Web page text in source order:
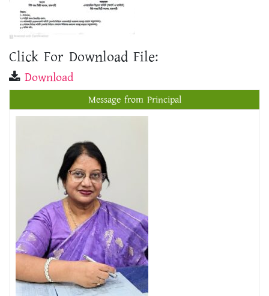
Click For Download File:
Download
Message from Principal
প্রফেসর ড. শিখা সরকার
অধ্যক্ষ
View Details →